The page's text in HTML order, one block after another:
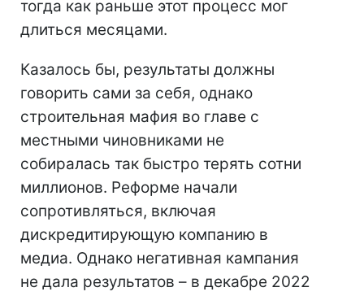
тогда как раньше этот процесс мог
длиться месяцами.
Казалось бы, результаты должны
говорить сами за себя, однако
строительная мафия во главе с
местными чиновниками не
собиралась так быстро терять сотни
миллионов. Реформе начали
сопротивляться, включая
дискредитирующую компанию в
медиа. Однако негативная кампания
не дала результатов – в декабре 2022